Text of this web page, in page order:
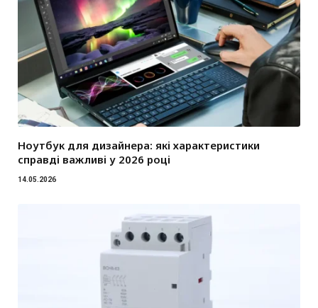
Ноутбук для дизайнера: які характеристики
справді важливі у 2026 році
14.05.2026